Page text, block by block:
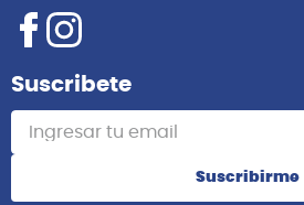
Suscribete
Suscribirme